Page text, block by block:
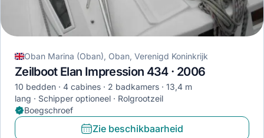
Oban Marina (Oban), Oban, Verenigd Koninkrijk
Zeilboot Elan Impression 434 · 2006
10 bedden 4 cabines 2 badkamers
13,4 m
lang
Schipper optioneel
Rolgrootzeil
Boegschroef
Zie beschikbaarheid